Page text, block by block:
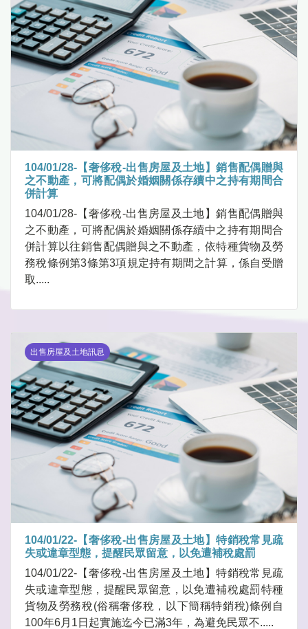
104/01/28-【奢侈稅-出售房屋及土地】銷售配偶贈與
之不動產，可將配偶於婚姻關係存續中之持有期間合
併計算
104/01/28-【奢侈稅-出售房屋及土地】銷售配偶贈與
之不動產，可將配偶於婚姻關係存續中之持有期間合
併計算以往銷售配偶贈與之不動產，依特種貨物及勞
務稅條例第3條第3項規定持有期間之計算，係自受贈
取.....
出售房屋及土地訊息
104/01/22-【奢侈稅-出售房屋及土地】特銷稅常見疏
失或違章型態，提醒民眾留意，以免遭補稅處罰
104/01/22-【奢侈稅-出售房屋及土地】特銷稅常見疏
失或違章型態，提醒民眾留意，以免遭補稅處罰特種
貨物及勞務稅(俗稱奢侈稅，以下簡稱特銷稅)條例自
100年6月1日起實施迄今已滿3年，為避免民眾不.....